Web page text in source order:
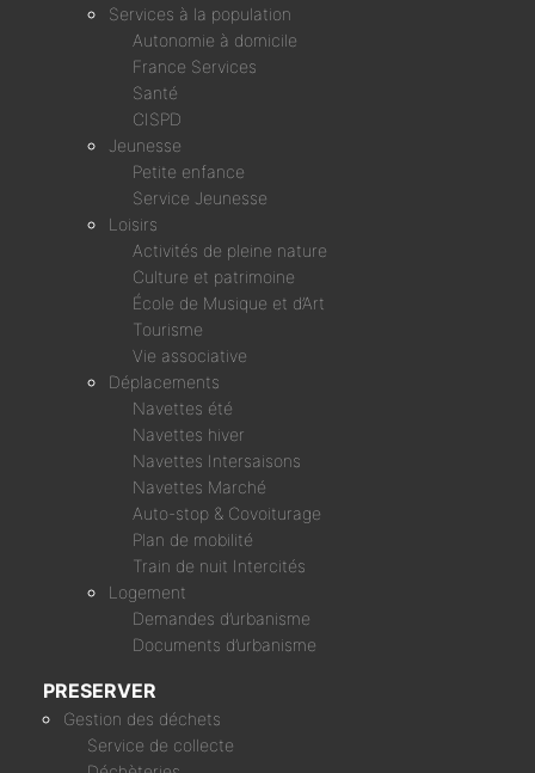
Services à la population
Autonomie à domicile
France Services
Santé
CISPD
Jeunesse
Petite enfance
Service Jeunesse
Loisirs
Activités de pleine nature
Culture et patrimoine
École de Musique et d’Art
Tourisme
Vie associative
Déplacements
Navettes été
Navettes hiver
Navettes Intersaisons
Navettes Marché
Auto-stop & Covoiturage
Plan de mobilité
Train de nuit Intercités
Logement
Demandes d’urbanisme
Documents d’urbanisme
PRESERVER
Gestion des déchets
Service de collecte